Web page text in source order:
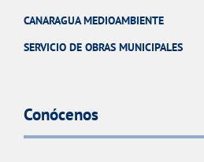
CANARAGUA MEDIOAMBIENTE
SERVICIO DE OBRAS MUNICIPALES
Conócenos